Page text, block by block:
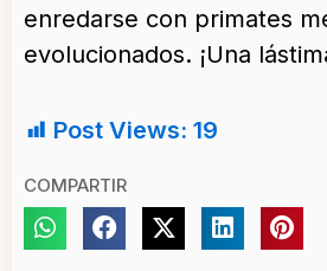
enredarse con primates
evolucionados. ¡Una
Post Views: 19
COMPARTIR